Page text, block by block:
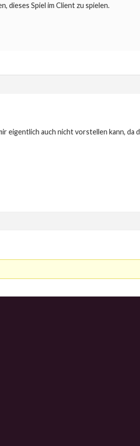
dieses Spiel im Client zu spielen.
eigentlich auch nicht vorstellen kann, da